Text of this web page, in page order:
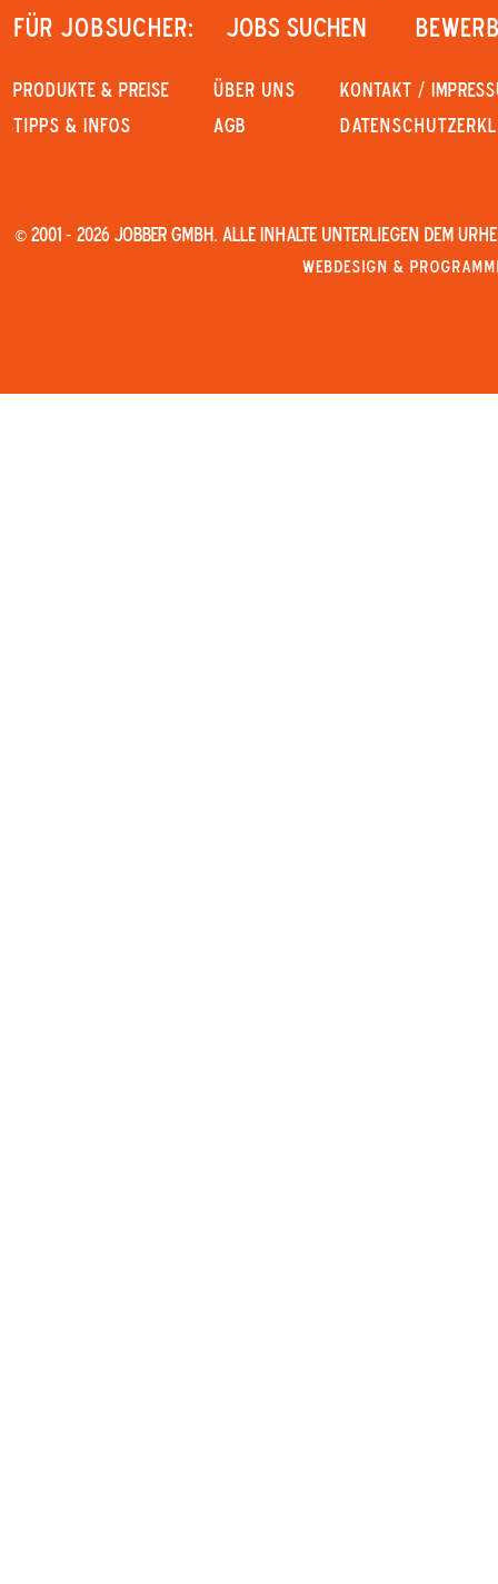
Für Jobsucher:
JOBS SUCHEN
PRODUKTE & PREISE
Tipps & Infos
Über uns
AGB
KONTAKT /
© 2001 - 2026 JOBBER GmbH. Alle Inhalte unterliegen dem
Webdesign &